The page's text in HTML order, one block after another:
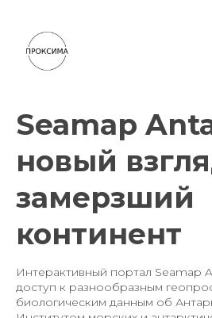
Seamap
новый
замерзший
континент
Интерактивный портал Seamap
доступ к разнообразным
биологическим данным об